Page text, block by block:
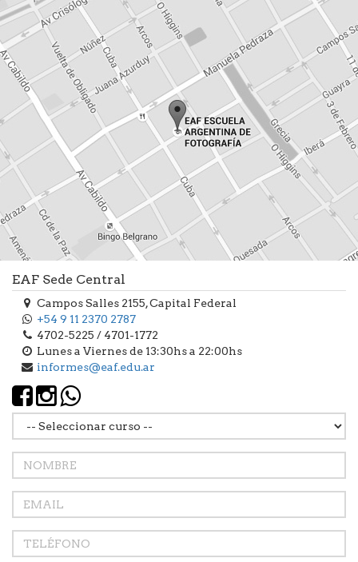
EAF Sede Central
Campos Salles 2155, Capital Federal
+54 9 11 2370 2787
4702-5225 / 4701-1772
Lunes a Viernes de 13:30hs a 22:00hs
informes@eaf.edu.ar